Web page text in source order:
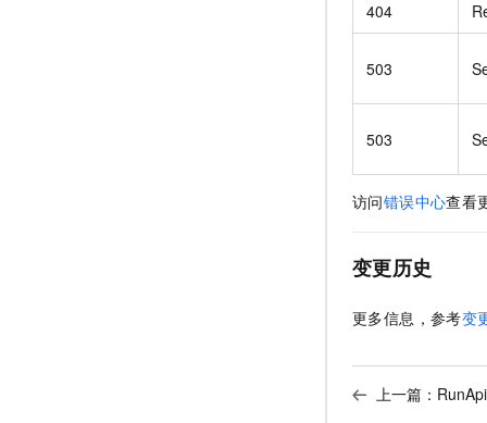
404
503
503
访问错误中心查看
变更历史
更多信息，参考变
上一篇：